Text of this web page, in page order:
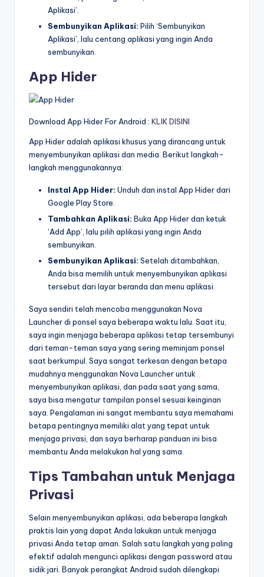
Aplikasi’.
Sembunyikan Aplikasi: Pilih ‘Sembunyikan
Aplikasi’, lalu centang aplikasi yang ingin Anda
sembunyikan.
App Hider
Download App Hider For Android : KLIK DISINI
App Hider adalah aplikasi khusus yang dirancang untuk
menyembunyikan aplikasi dan media. Berikut langkah-
langkah menggunakannya:
Instal App Hider: Unduh dan instal App Hider dari
Google Play Store.
Tambahkan Aplikasi: Buka App Hider dan ketuk
‘Add App’, lalu pilih aplikasi yang ingin Anda
sembunyikan.
Sembunyikan Aplikasi: Setelah ditambahkan,
Anda bisa memilih untuk menyembunyikan aplikasi
tersebut dari layar beranda dan menu aplikasi.
Saya sendiri telah mencoba menggunakan Nova
Launcher di ponsel saya beberapa waktu lalu. Saat itu,
saya ingin menjaga beberapa aplikasi tetap tersembunyi
dari teman-teman saya yang sering meminjam ponsel
saat berkumpul. Saya sangat terkesan dengan betapa
mudahnya menggunakan Nova Launcher untuk
menyembunyikan aplikasi, dan pada saat yang sama,
saya bisa mengatur tampilan ponsel sesuai keinginan
saya. Pengalaman ini sangat membantu saya memahami
betapa pentingnya memiliki alat yang tepat untuk
menjaga privasi, dan saya berharap panduan ini bisa
membantu Anda melakukan hal yang sama.
Tips Tambahan untuk Menjaga
Privasi
Selain menyembunyikan aplikasi, ada beberapa langkah
praktis lain yang dapat Anda lakukan untuk menjaga
privasi Anda tetap aman. Salah satu langkah yang paling
efektif adalah mengunci aplikasi dengan password atau
sidik jari. Banyak perangkat Android sudah dilengkapi